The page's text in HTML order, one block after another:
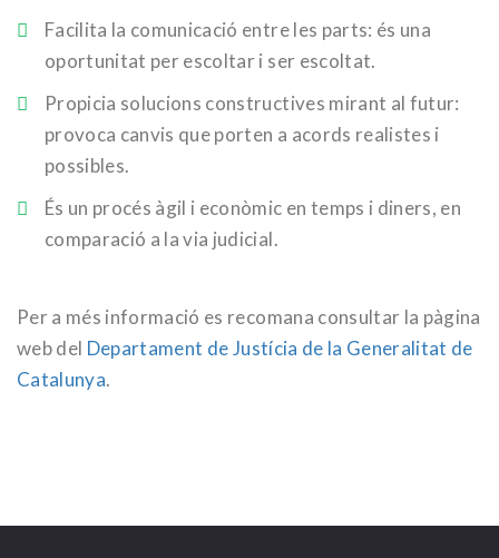
Facilita la comunicació entre les parts: és una
oportunitat per escoltar i ser escoltat.
Propicia solucions constructives mirant al futur:
provoca canvis que porten a acords realistes i
possibles.
És un procés àgil i econòmic en temps i diners, en
comparació a la via judicial.
Per a més informació es recomana consultar la pàgina
web del Departament de Justícia de la Generalitat de
Catalunya.